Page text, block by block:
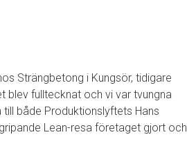
Strängbetong i Kungsör, tidigare
blev fulltecknat och vi var tvungna
både Produktionslyftets Hans
Lean-resa företaget gjort och